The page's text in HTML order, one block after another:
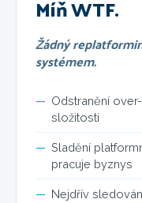
Míň WTF.
Žádný
systémem.
Odstranění
složitosti
Sladění
pracuje byznys
Nejdřív